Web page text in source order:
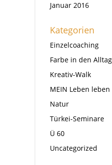
Januar 2016
Kategorien
Einzelcoaching
Farbe in den
Kreativ-Walk
MEIN Leben leben
Natur
Türkei-Seminare
Ü 60
Uncategorized